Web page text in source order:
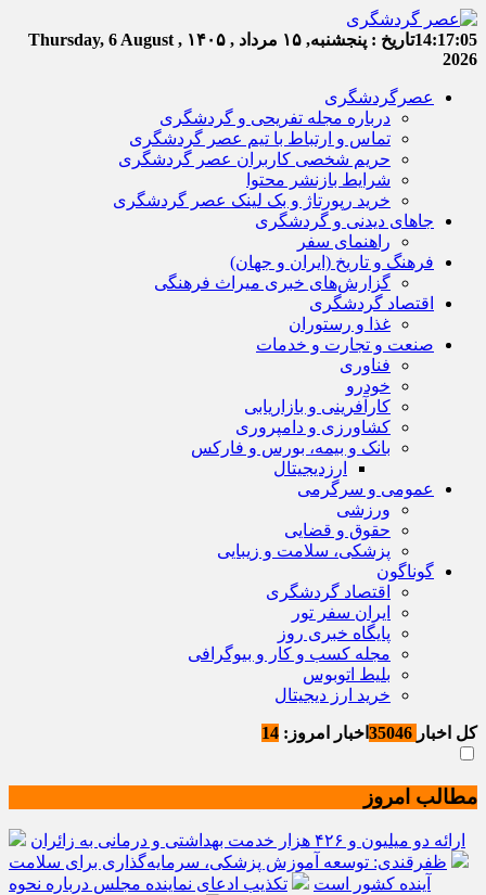
14:17:05تاریخ : پنجشنبه, ۱۵ مرداد , ۱۴۰۵
Thursday, 6 August ,
2026
عصرگردشگری
درباره مجله تفریحی و گردشگری
تماس و ارتباط با تیم عصر گردشگری
حریم شخصی کاربران عصر گردشگری
شرایط بازنشر محتوا
خرید رپورتاژ و بک لینک عصر گردشگری
جاهای دیدنی و گردشگری
راهنمای سفر
فرهنگ و تاریخ (ایران و جهان)
گزارش‌های خبری میراث فرهنگی
اقتصاد گردشگری
غذا و رستوران
صنعت و تجارت و خدمات
فناوری
خودرو
کارآفرینی و بازاریابی
کشاورزی و دامپروری
بانک و بیمه، بورس و فارکس
ارزدیجیتال
عمومی و سرگرمی
ورزشی
حقوق و قضایی
پزشکی، سلامت و زیبایی
گوناگون
اقتصاد گردشگری
ایران سفر تور
پایگاه خبری روز
مجله کسب و کار و بیوگرافی
بلیط اتوبوس
خرید ارز دیجیتال
کل اخبار اخبار امروز: 14
مطالب امروز
ارائه دو میلیون و ۴۲۶ هزار خدمت بهداشتی و درمانی به زائران
ظفرقندی: توسعه آموزش پزشکی، سرمایه‌گذاری برای سلامت
آینده کشور است
تکذیب ادعای نماینده مجلس درباره نحوه